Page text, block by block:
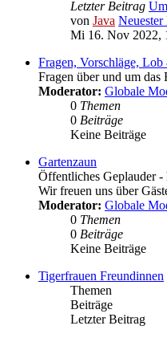
Letzter Beitrag
von Java Neuester
Mi 16. Nov 2022,
Fragen, Vorschläge,
Fragen über und um
Moderator: Globale
0 Themen
0 Beiträge
Keine Beiträge
Gartenzaun
Öffentliches Geplauder -
Wir freuen uns über
Moderator: Globale
0 Themen
0 Beiträge
Keine Beiträge
Tigerfrauen Freundinnen
Themen
Beiträge
Letzter Beitrag